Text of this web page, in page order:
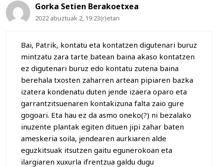
Gorka Setien Berakoetxea
2022 abuztuak 2, 19:23(r)etan
Bai, Patrik, kontatu eta kontatzen digutenari buruz
mintzatu zara tarte batean baina akaso kontatzen
ez digutenari buruz edo kontatu zutena baina
berehala txosten zaharren artean pipiaren bazka
izatera kondenatu duten jende izaera oparo eta
garrantzitsuenaren kontakizuna falta zaio gure
gogoari. Eta hau ez da asmo oneko(?) ni bezalako
inuzente plantak egiten dituen jipi zahar baten
ameskeria soila, jendearen aurkiaren alde
eguzkitsuak itsutzen gaitu egunerokoan eta
ilargiaren xuxurla ifrentzua galdu dugu